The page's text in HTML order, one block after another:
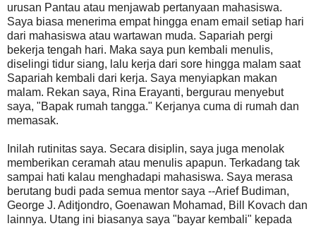
urusan Pantau atau menjawab pertanyaan mahasiswa.
Saya biasa menerima empat hingga enam email setiap hari
dari mahasiswa atau wartawan muda. Sapariah pergi
bekerja tengah hari. Maka saya pun kembali menulis,
diselingi tidur siang, lalu kerja dari sore hingga malam saat
Sapariah kembali dari kerja. Saya menyiapkan makan
malam. Rekan saya, Rina Erayanti, bergurau menyebut
saya, "Bapak rumah tangga." Kerjanya cuma di rumah dan
memasak.
Inilah rutinitas saya. Secara disiplin, saya juga menolak
memberikan ceramah atau menulis apapun. Terkadang tak
sampai hati kalau menghadapi mahasiswa. Saya merasa
berutang budi pada semua mentor saya --Arief Budiman,
George J. Aditjondro, Goenawan Mohamad, Bill Kovach dan
lainnya. Utang ini biasanya saya "bayar kembali" kepada